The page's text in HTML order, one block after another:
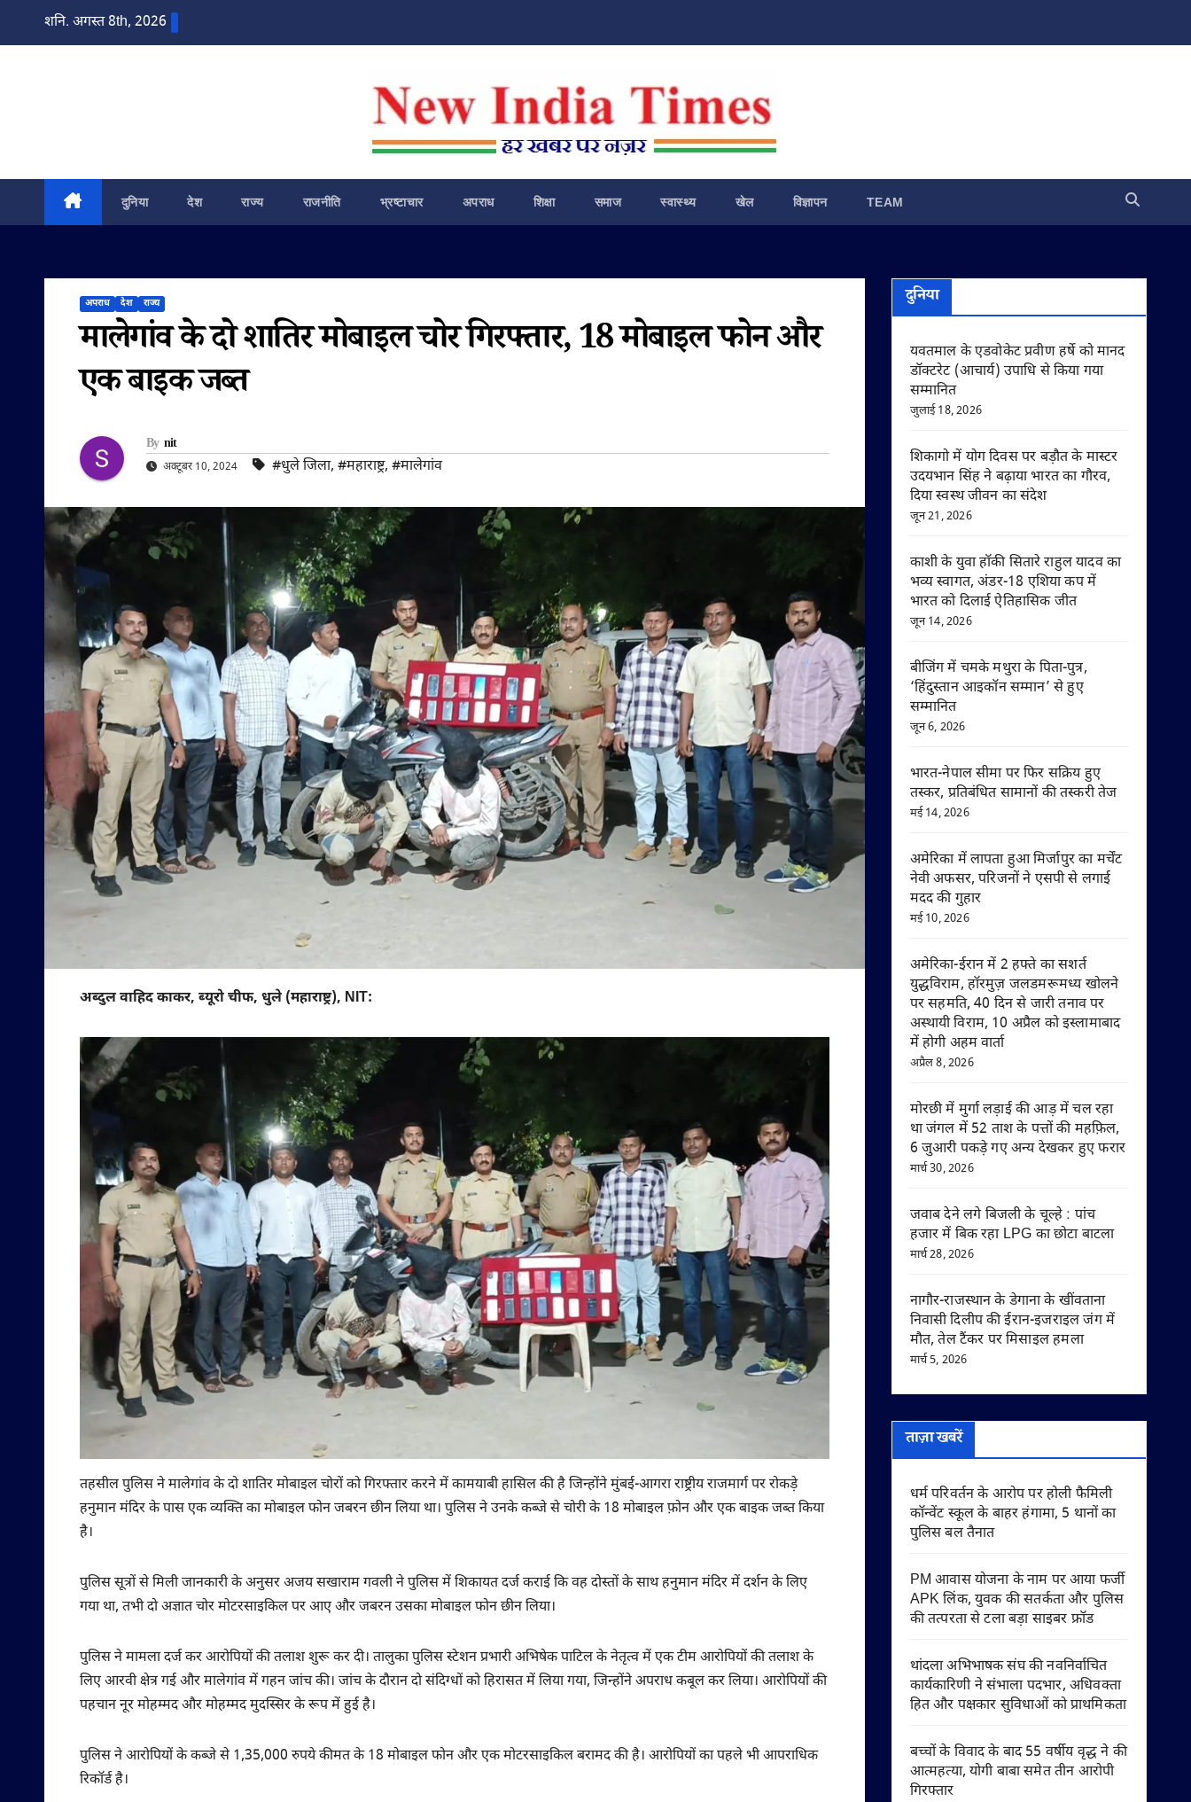
शनि. अगस्त 8th, 2026
दुनिया देश राज्य राजनीति भ्रष्टाचार अपराध शिक्षा समाज स्वास्थ्य खेल विज्ञापन TEAM
अपराध देश राज्य
मालेगांव के दो शातिर मोबाइल चोर गिरफ्तार, 18 मोबाइल फोन और
एक बाइक जब्त
By nit
अक्टूबर 10, 2024 #धुले जिला, #महाराष्ट्र, #मालेगांव
अब्दुल वाहिद काकर, ब्यूरो चीफ, धुले (महाराष्ट्र), NIT:
तहसील पुलिस ने मालेगांव के दो शातिर मोबाइल चोरों को गिरफ्तार करने में कामयाबी हासिल की है जिन्होंने मुंबई-आगरा राष्ट्रीय राजमार्ग पर रोकड़े
हनुमान मंदिर के पास एक व्यक्ति का मोबाइल फोन जबरन छीन लिया था। पुलिस ने उनके कब्जे से चोरी के 18 मोबाइल फ़ोन और एक बाइक जब्त किया
है।
पुलिस सूत्रों से मिली जानकारी के अनुसर अजय सखाराम गवली ने पुलिस में शिकायत दर्ज कराई कि वह दोस्तों के साथ हनुमान मंदिर में दर्शन के लिए
गया था, तभी दो अज्ञात चोर मोटरसाइकिल पर आए और जबरन उसका मोबाइल फोन छीन लिया।
पुलिस ने मामला दर्ज कर आरोपियों की तलाश शुरू कर दी। तालुका पुलिस स्टेशन प्रभारी अभिषेक पाटिल के नेतृत्व में एक टीम आरोपियों की तलाश के
लिए आरवी क्षेत्र गई और मालेगांव में गहन जांच की। जांच के दौरान दो संदिग्धों को हिरासत में लिया गया, जिन्होंने अपराध कबूल कर लिया। आरोपियों की
पहचान नूर मोहम्मद और मोहम्मद मुदस्सिर के रूप में हुई है।
पुलिस ने आरोपियों के कब्जे से 1,35,000 रुपये कीमत के 18 मोबाइल फोन और एक मोटरसाइकिल बरामद की है। आरोपियों का पहले भी आपराधिक
रिकॉर्ड है।
दुनिया
यवतमाल के एडवोकेट प्रवीण हर्षे को मानद
डॉक्टरेट (आचार्य) उपाधि से किया गया
सम्मानित
जुलाई 18, 2026
शिकागो में योग दिवस पर बड़ौत के मास्टर
उदयभान सिंह ने बढ़ाया भारत का गौरव,
दिया स्वस्थ जीवन का संदेश
जून 21, 2026
काशी के युवा हॉकी सितारे राहुल यादव का
भव्य स्वागत, अंडर-18 एशिया कप में
भारत को दिलाई ऐतिहासिक जीत
जून 14, 2026
बीजिंग में चमके मथुरा के पिता-पुत्र,
‘हिंदुस्तान आइकॉन सम्मान’ से हुए
सम्मानित
जून 6, 2026
भारत-नेपाल सीमा पर फिर सक्रिय हुए
तस्कर, प्रतिबंधित सामानों की तस्करी तेज
मई 14, 2026
अमेरिका में लापता हुआ मिर्जापुर का मर्चेंट
नेवी अफसर, परिजनों ने एसपी से लगाई
मदद की गुहार
मई 10, 2026
अमेरिका-ईरान में 2 हफ्ते का सशर्त
युद्धविराम, हॉरमुज़ जलडमरूमध्य खोलने
पर सहमति, 40 दिन से जारी तनाव पर
अस्थायी विराम, 10 अप्रैल को इस्लामाबाद
में होगी अहम वार्ता
अप्रैल 8, 2026
मोरछी में मुर्गा लड़ाई की आड़ में चल रहा
था जंगल में 52 ताश के पत्तों की महफ़िल,
6 जुआरी पकड़े गए अन्य देखकर हुए फरार
मार्च 30, 2026
जवाब देने लगे बिजली के चूल्हे : पांच
हजार में बिक रहा LPG का छोटा बाटला
मार्च 28, 2026
नागौर-राजस्थान के डेगाना के खींवताना
निवासी दिलीप की ईरान-इजराइल जंग में
मौत, तेल टैंकर पर मिसाइल हमला
मार्च 5, 2026
ताज़ा खबरें
धर्म परिवर्तन के आरोप पर होली फैमिली
कॉन्वेंट स्कूल के बाहर हंगामा, 5 थानों का
पुलिस बल तैनात
PM आवास योजना के नाम पर आया फर्जी
APK लिंक, युवक की सतर्कता और पुलिस
की तत्परता से टला बड़ा साइबर फ्रॉड
थांदला अभिभाषक संघ की नवनिर्वाचित
कार्यकारिणी ने संभाला पदभार, अधिवक्ता
हित और पक्षकार सुविधाओं को प्राथमिकता
बच्चों के विवाद के बाद 55 वर्षीय वृद्ध ने की
आत्महत्या, योगी बाबा समेत तीन आरोपी
गिरफ्तार